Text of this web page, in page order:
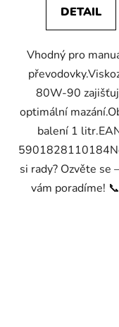
DETAIL
Vhodný pro
80W-90
optimální
balení 1
si rady? Ozvěte se
vám poradíme!